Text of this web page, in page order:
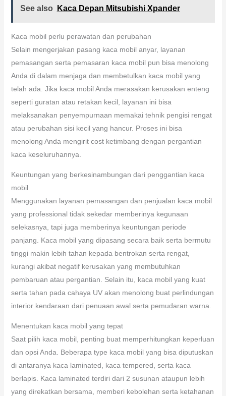
See also Kaca Depan Mitsubishi Xpander
Kaca mobil perlu perawatan dan perubahan
Selain mengerjakan pasang kaca mobil anyar, layanan
pemasangan serta pemasaran kaca mobil pun bisa menolong
Anda di dalam menjaga dan membetulkan kaca mobil yang
telah ada. Jika kaca mobil Anda merasakan kerusakan enteng
seperti guratan atau retakan kecil, layanan ini bisa
melaksanakan penyempurnaan memakai tehnik pengisi rengat
atau perubahan sisi kecil yang hancur. Proses ini bisa
menolong Anda mengirit cost ketimbang dengan pergantian
kaca keseluruhannya.
Keuntungan yang berkesinambungan dari penggantian kaca
mobil
Menggunakan layanan pemasangan dan penjualan kaca mobil
yang professional tidak sekedar memberinya kegunaan
selekasnya, tapi juga memberinya keuntungan periode
panjang. Kaca mobil yang dipasang secara baik serta bermutu
tinggi makin lebih tahan kepada bentrokan serta rengat,
kurangi akibat negatif kerusakan yang membutuhkan
pembaruan atau pergantian. Selain itu, kaca mobil yang kuat
serta tahan pada cahaya UV akan menolong buat perlindungan
interior kendaraan dari penuaan awal serta pemudaran warna.
Menentukan kaca mobil yang tepat
Saat pilih kaca mobil, penting buat memperhitungkan keperluan
dan opsi Anda. Beberapa type kaca mobil yang bisa diputuskan
di antaranya kaca laminated, kaca tempered, serta kaca
berlapis. Kaca laminated terdiri dari 2 susunan ataupun lebih
yang direkatkan bersama, memberi kebolehan serta ketahanan